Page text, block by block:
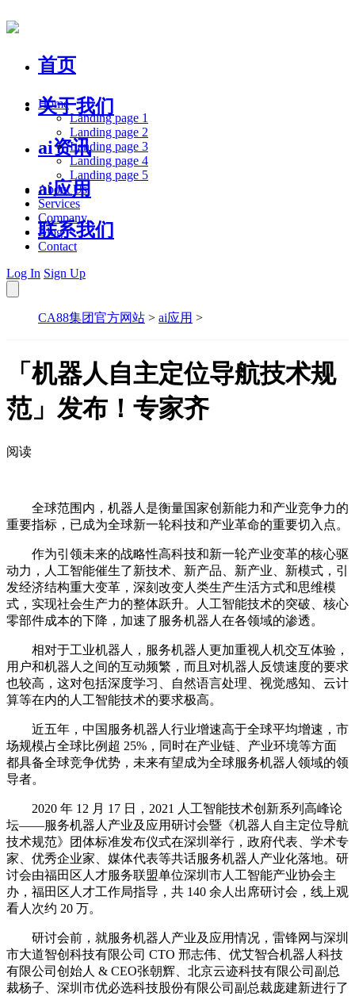
首页
关于我们
ai资讯
ai应用
联系我们
Home
Landing page 1
Landing page 2
Landing page 3
Landing page 4
Landing page 5
About Us
Services
Company
Blog
Contact
Log In Sign Up
CA88集团官方网站 > ai应用 >
「机器人自主定位导航技术规
范」发布！专家齐
阅读
全球范围内，机器人是衡量国家创新能力和产业竞争力的
重要指标，已成为全球新一轮科技和产业革命的重要切入点。
作为引领未来的战略性高科技和新一轮产业变革的核心驱
动力，人工智能催生了新技术、新产品、新产业、新模式，引
发经济结构重大变革，深刻改变人类生产生活方式和思维模
式，实现社会生产力的整体跃升。人工智能技术的突破、核心
零部件成本的下降，加速了服务机器人在各领域的渗透。
相对于工业机器人，服务机器人更加重视人机交互体验，
用户和机器人之间的互动频繁，而且对机器人反馈速度的要求
也较高，这对包括深度学习、自然语言处理、视觉感知、云计
算等在内的人工智能技术的要求极高。
近五年，中国服务机器人行业增速高于全球平均增速，市
场规模占全球比例超 25%，同时在产业链、产业环境等方面
都具备全球竞争优势，未来有望成为全球服务机器人领域的领
导者。
2020 年 12 月 17 日，2021 人工智能技术创新系列高峰论
坛——服务机器人产业及应用研讨会暨《机器人自主定位导航
技术规范》团体标准发布仪式在深圳举行，政府代表、学术专
家、优秀企业家、媒体代表等共话服务机器人产业化落地。研
讨会由福田区人才服务联盟单位深圳市人工智能产业协会主
办，福田区人才工作局指导，共 140 余人出席研讨会，线上观
看人次约 20 万。
研讨会前，就服务机器人产业及应用情况，雷锋网与深圳
市大道智创科技有限公司 CTO 邢志伟、优艾智合机器人科技
有限公司创始人 & CEO张朝辉、北京云迹科技有限公司副总
裁杨子、深圳市优必选科技股份有限公司副总裁庞建新进行了